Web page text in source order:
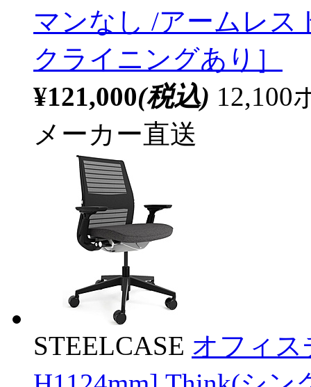
マンなし /アームレス
クライニングあり］
¥121,000(税込) 12,100
メーカー直送
STEELCASE オフィス